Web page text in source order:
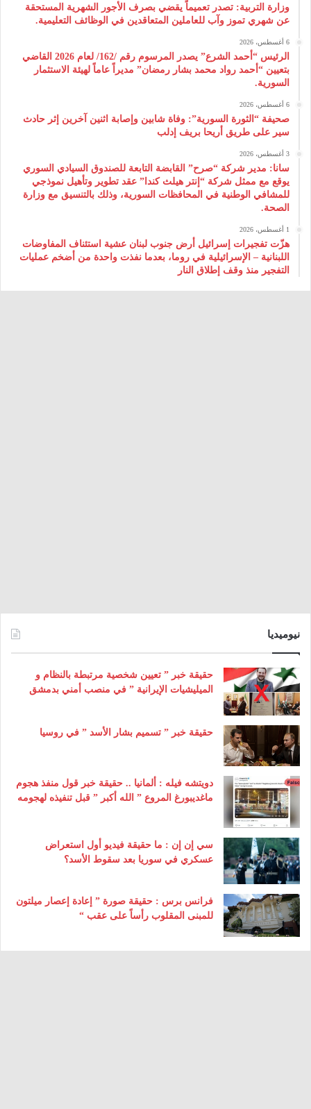
وزارة التربية: تصدر تعميماً يقضي بصرف الأجور الشهرية المستحقة
عن شهري تموز وآب للعاملين المتعاقدين في الوظائف التعليمية.
6 أغسطس، 2026
الرئيس “أحمد الشرع” يصدر المرسوم رقم /162/ لعام 2026 ‌القاضي
بتعيين “أحمد رواد محمد بشار رمضان” مديراً عاماً لهيئة ‌الاستثمار
السورية.
6 أغسطس، 2026
صحيفة “الثورة السورية”: وفاة شابين وإصابة اثنين آخرين إثر حادث
سير على طريق أريحا بريف إدلب
3 أغسطس، 2026
سانا: مدير شركة “صرح” القابضة التابعة للصندوق السيادي السوري
يوقع مع ممثل شركة “إنتر هيلث كندا” عقد تطوير وتأهيل نموذجي
للمشافي الوطنية في المحافظات السورية، وذلك بالتنسيق مع وزارة
الصحة.
1 أغسطس، 2026
هزّت تفجيرات إسرائيل أرض جنوب لبنان عشية استئناف المفاوضات
اللبنانية – الإسرائيلية في روما، بعدما نفذت واحدة من أضخم عمليات
التفجير منذ وقف إطلاق النار
نيوميديا
حقيقة خبر ” تعيين شخصية مرتبطة بالنظام و
الميليشيات الإيرانية ” في منصب أمني بدمشق
حقيقة خبر ” تسميم بشار الأسد ” في روسيا
دويتشه فيله : ألمانيا .. حقيقة خبر قول منفذ هجوم
ماغديبورغ المروع ” الله أكبر ” قبل تنفيذه لهجومه
سي إن إن : ما حقيقة فيديو أول استعراض
عسكري في سوريا بعد سقوط الأسد؟
فرانس برس : حقيقة صورة ” إعادة إعصار ميلتون
للمبنى المقلوب رأساً على عقب “